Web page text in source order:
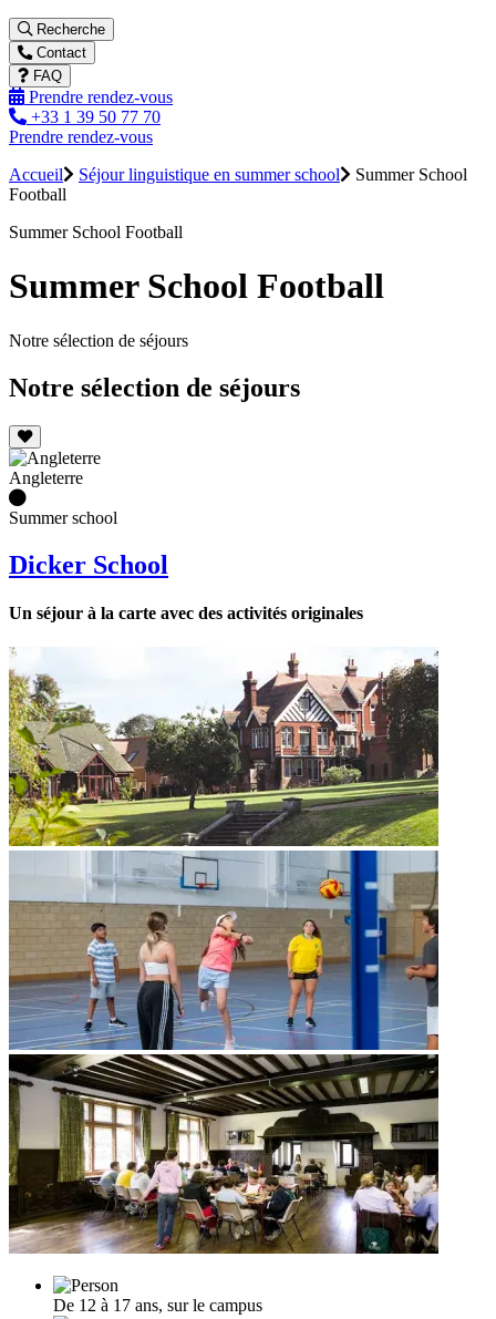
Recherche
Contact
FAQ
Prendre rendez-vous
+33 1 39 50 77 70
Prendre rendez-vous
Accueil
Séjour linguistique en summer school
Summer School
Football
Summer School Football
Summer School Football
Notre sélection de séjours
Notre sélection de séjours
Angleterre
Summer school
Dicker School
Un séjour à la carte avec des activités originales
De 12 à 17 ans, sur le campus